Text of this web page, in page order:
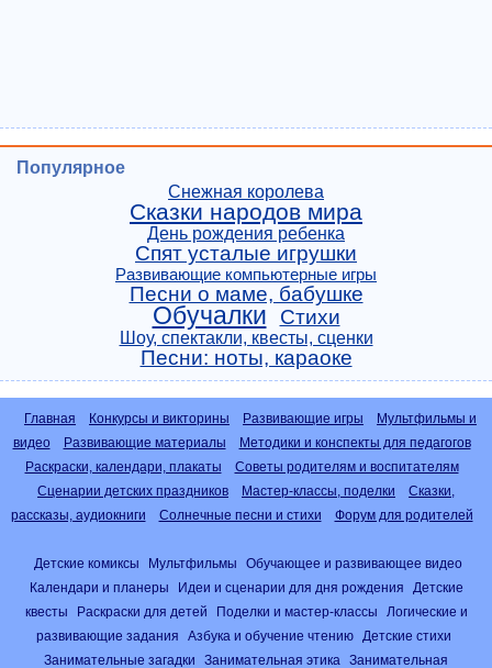
Популярное
Снежная королева
Сказки народов мира
День рождения ребенка
Спят усталые игрушки
Развивающие компьютерные игры
Песни о маме, бабушке
Обучалки Стихи
Шоу, спектакли, квесты, сценки
Песни: ноты, караоке
Главная Конкурсы и викторины Развивающие игры
Мультфильмы и
видео
Развивающие материалы
Методики и конспекты для педагогов
Раскраски, календари, плакаты
Советы родителям и воспитателям
Сценарии детских праздников
Мастер-классы, поделки
Сказки,
рассказы, аудиокниги
Солнечные песни и стихи Форум для родителей
Детские комиксы Мультфильмы
Обучающее и развивающее видео
Календари и планеры
Идеи и сценарии для дня рождения
Детские
квесты
Раскраски для детей Поделки и мастер-классы
Логические и
развивающие задания
Азбука и обучение чтению
Детские стихи
Занимательные загадки
Занимательная этика
Занимательная